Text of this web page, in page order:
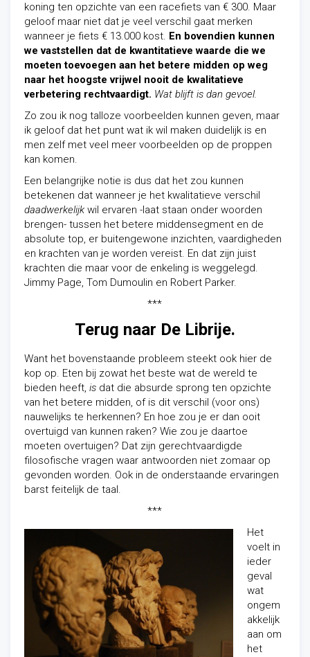
koning ten opzichte van een racefiets van € 300. Maar
geloof maar niet dat je veel verschil gaat merken
wanneer je fiets € 13.000 kost. En bovendien kunnen
we vaststellen dat de kwantitatieve waarde die we
moeten toevoegen aan het betere midden op weg
naar het hoogste vrijwel nooit de kwalitatieve
verbetering rechtvaardigt. Wat blijft is dan gevoel.
Zo zou ik nog talloze voorbeelden kunnen geven, maar
ik geloof dat het punt wat ik wil maken duidelijk is en
men zelf met veel meer voorbeelden op de proppen
kan komen.
Een belangrijke notie is dus dat het zou kunnen
betekenen dat wanneer je het kwalitatieve verschil
daadwerkelijk wil ervaren -laat staan onder woorden
brengen- tussen het betere middensegment en de
absolute top, er buitengewone inzichten, vaardigheden
en krachten van je worden vereist. En dat zijn juist
krachten die maar voor de enkeling is weggelegd.
Jimmy Page, Tom Dumoulin en Robert Parker.
***
Terug naar De Librije.
Want het bovenstaande probleem steekt ook hier de
kop op. Eten bij zowat het beste wat de wereld te
bieden heeft, is dat die absurde sprong ten opzichte
van het betere midden, of is dit verschil (voor ons)
nauwelijks te herkennen? En hoe zou je er dan ooit
overtuigd van kunnen raken? Wie zou je daartoe
moeten overtuigen? Dat zijn gerechtvaardigde
filosofische vragen waar antwoorden niet zomaar op
gevonden worden. Ook in de onderstaande ervaringen
barst feitelijk de taal.
***
Het
voelt in
ieder
geval
wat
ongem
akkelijk
aan om
het